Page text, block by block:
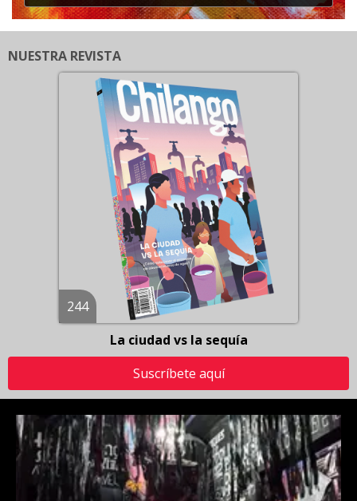
NUESTRA REVISTA
244
La ciudad vs la sequía
Suscríbete aquí